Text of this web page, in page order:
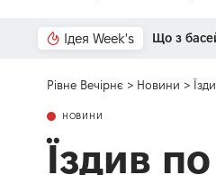
Ідея Week's Від
Рівне Вечірнє > Новини >
НОВИНИ
Їздив